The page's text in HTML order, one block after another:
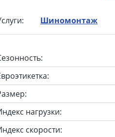
Шиномонтаж
нагрузки:
скорости: